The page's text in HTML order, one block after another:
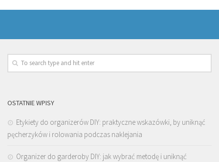
OSTATNIE WPISY
Etykiety do organizerów DIY: praktyczne wskazówki, by uniknąć
pęcherzyków i rolowania podczas naklejania
Organizer do garderoby DIY: jak wybrać metodę i uniknąć